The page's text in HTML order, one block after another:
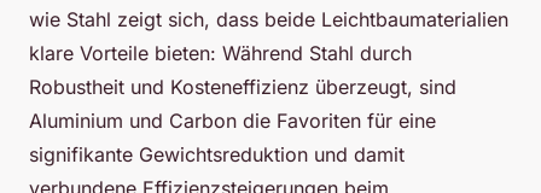
wie Stahl zeigt sich, dass beide Leichtbaumaterialien
klare Vorteile bieten: Während Stahl durch
Robustheit und Kosteneffizienz überzeugt, sind
Aluminium und Carbon die Favoriten für eine
signifikante Gewichtsreduktion und damit